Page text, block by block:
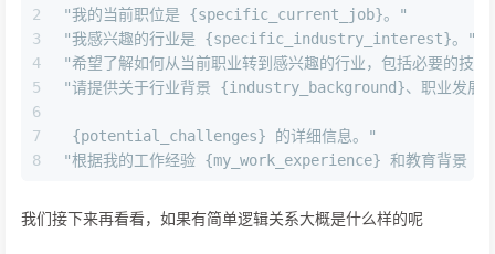
2
3
4
5
6
7
8
"我的当前职位是 {specific_current_job}。"
"我感兴趣的行业是 {specific_industry_interest}。"
"希望了解如何从当前职业转到感兴趣的行业，包括必
"请提供关于行业背景 {industry_background}、职业发
{potential_challenges} 的详细信息。"
"根据我的工作经验 {my_work_experience} 和教育背景
我们接下来再看看，如果有简单逻辑关系大概是什么样的呢